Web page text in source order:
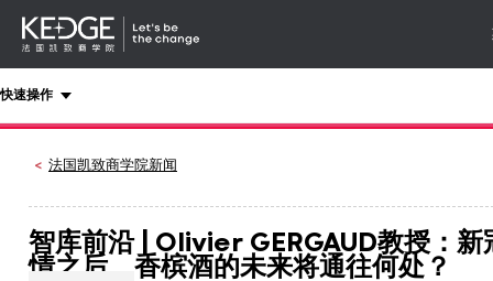
Kedge
快速操作
法国凯致商学院新闻
智库前沿 | Olivier GERGAUD教授：新
情之后，香槟酒的未来将通往何处？